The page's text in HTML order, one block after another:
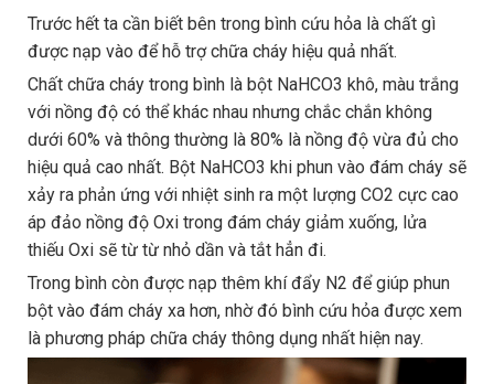
Trước hết ta cần biết bên trong bình cứu hỏa là chất gì
được nạp vào để hỗ trợ chữa cháy hiệu quả nhất.
Chất chữa cháy trong bình là bột NaHCO3 khô, màu trắng
với nồng độ có thể khác nhau nhưng chắc chắn không
dưới 60% và thông thường là 80% là nồng độ vừa đủ cho
hiệu quả cao nhất. Bột NaHCO3 khi phun vào đám cháy sẽ
xảy ra phản ứng với nhiệt sinh ra một lượng CO2 cực cao
áp đảo nồng độ Oxi trong đám cháy giảm xuống, lửa
thiếu Oxi sẽ từ từ nhỏ dần và tắt hẳn đi.
Trong bình còn được nạp thêm khí đẩy N2 để giúp phun
bột vào đám cháy xa hơn, nhờ đó bình cứu hỏa được xem
là phương pháp chữa cháy thông dụng nhất hiện nay.